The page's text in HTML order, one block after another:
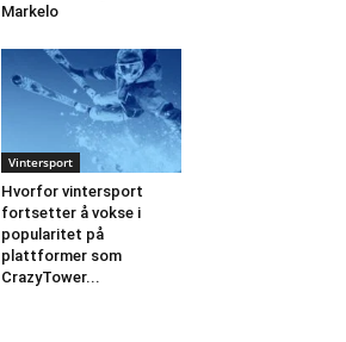
Markelo
Vintersport
Hvorfor vintersport
fortsetter å vokse i
popularitet på
plattformer som
CrazyTower...